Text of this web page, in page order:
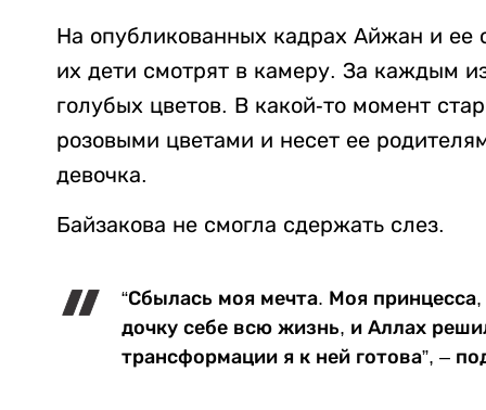
На опубликованных кадрах Айжан и ее
их дети смотрят в камеру. За каждым
голубых цветов. В какой-то момент
розовыми цветами и несет ее
девочка.
Байзакова не смогла сдержать слез.
“Сбылась моя мечта. Моя
дочку себе всю жизнь, и Аллах
трансформации я к ней готова”, –